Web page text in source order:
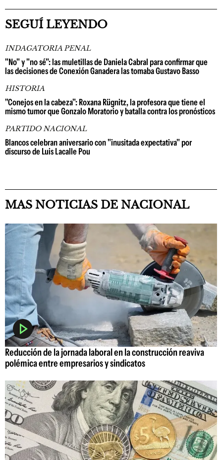
SEGUÍ LEYENDO
INDAGATORIA PENAL
"No" y "no sé": las muletillas de Daniela Cabral para confirmar que
las decisiones de Conexión Ganadera las tomaba Gustavo Basso
HISTORIA
"Conejos en la cabeza": Roxana Rügnitz, la profesora que tiene el
mismo tumor que Gonzalo Moratorio y batalla contra los pronósticos
PARTIDO NACIONAL
Blancos celebran aniversario con "inusitada expectativa" por
discurso de Luis Lacalle Pou
MAS NOTICIAS DE NACIONAL
Reducción de la jornada laboral en la construcción reaviva
polémica entre empresarios y sindicatos